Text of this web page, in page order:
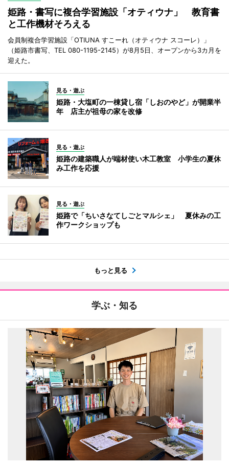
姫路・書写に複合学習施設「オティウナ」 教育書
と工作機材そろえる
会員制複合学習施設「OTIUNA すこーれ（オティウナ スコーレ）」
（姫路市書写、TEL 080-1195-2145）が8月5日、オープンから3カ月を
迎えた。
見る・遊ぶ
姫路・大塩町の一棟貸し宿「しおのやど」が開業半
年 店主が祖母の家を改修
見る・遊ぶ
姫路の建築職人が端材使い木工教室 小学生の夏休
み工作を応援
見る・遊ぶ
姫路で「ちいさなてしごとマルシェ」 夏休みの工
作ワークショップも
もっと見る
学ぶ・知る